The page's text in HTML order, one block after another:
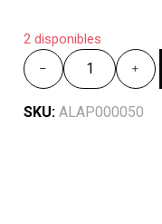
2 disponibles
SKU: ALAP000050